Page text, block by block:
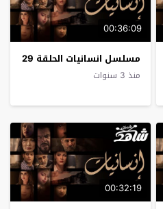
00:36:09
مسلسل انسانيات الحلقة 29
منذ 3 سنوات
00:32:19